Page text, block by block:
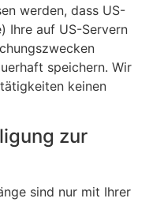
werden, dass US-
Ihre auf US-Servern
speichern. Wir
keinen
zur
sind nur mit Ihrer